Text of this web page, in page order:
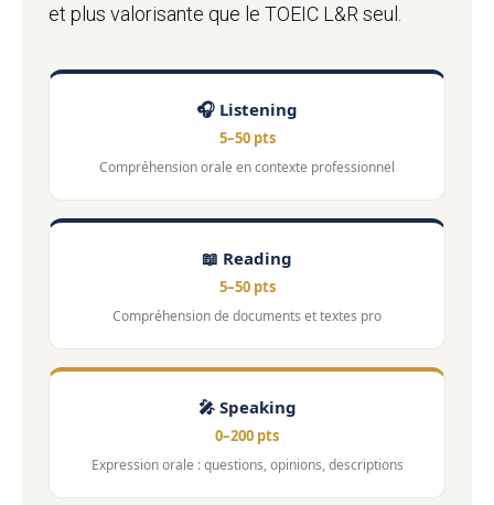
et plus valorisante que le TOEIC L&R seul.
🎧 Listening
5–50 pts
Compréhension orale en contexte professionnel
📖 Reading
5–50 pts
Compréhension de documents et textes pro
🎤 Speaking
0–200 pts
Expression orale : questions, opinions, descriptions